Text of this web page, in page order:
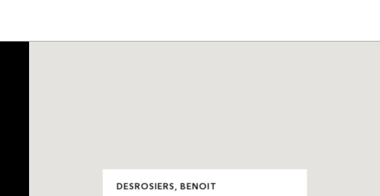
DESROSIERS, BENOIT